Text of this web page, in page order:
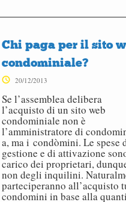
Chi paga per il sito
condominiale?
20/12/2013
Se l’assemblea delibera
l’acquisto di un sito web
condominiale non è
l’amministratore di
a, ma i condòmini. Le spese
gestione e di attivazione
carico dei proprietari,
non degli inquilini.
parteciperanno all’acquisto
condomini in base alla